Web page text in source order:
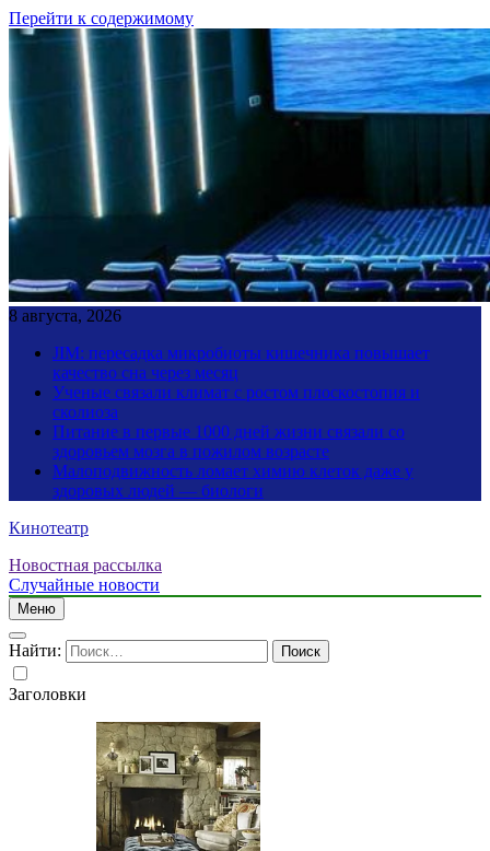
Перейти к содержимому
8 августа, 2026
JIM: пересадка микробиоты кишечника повышает
качество сна через месяц
Ученые связали климат с ростом плоскостопия и
сколиоза
Питание в первые 1000 дней жизни связали со
здоровьем мозга в пожилом возрасте
Малоподвижность ломает химию клеток даже у
здоровых людей — биологи
Кинотеатр
Новостная рассылка
Случайные новости
Меню
Найти:
Заголовки